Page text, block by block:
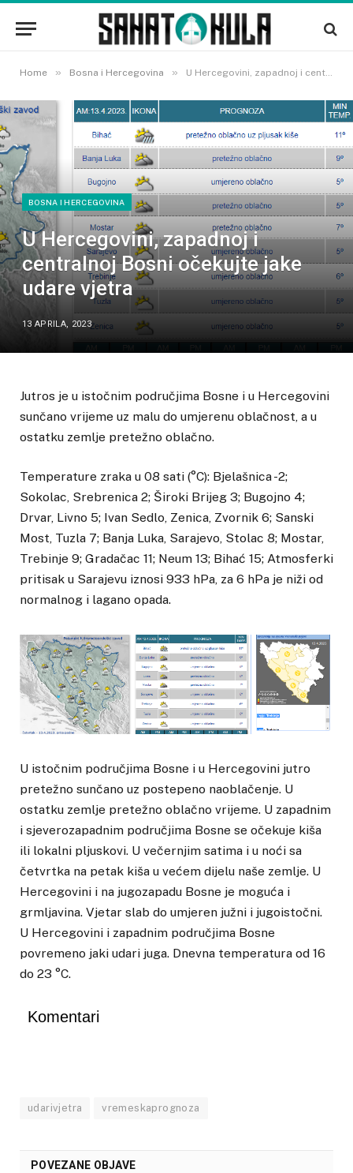
Home » Bosna i Hercegovina » U Hercegovini, zapadnoj i centralnoj Bosni očekujte jake udare vjetra
BOSNA I HERCEGOVINA
U Hercegovini, zapadnoj i
centralnoj Bosni očekujte jake
udare vjetra
13 APRILA, 2023
Jutros je u istočnim područjima Bosne i u Hercegovini
sunčano vrijeme uz malu do umjerenu oblačnost, a u
ostatku zemlje pretežno oblačno.
Temperature zraka u 08 sati (°C): Bjelašnica -2;
Sokolac, Srebrenica 2; Široki Brijeg 3; Bugojno 4;
Drvar, Livno 5; Ivan Sedlo, Zenica, Zvornik 6; Sanski
Most, Tuzla 7; Banja Luka, Sarajevo, Stolac 8; Mostar,
Trebinje 9; Gradačac 11; Neum 13; Bihać 15; Atmosferki
pritisak u Sarajevu iznosi 933 hPa, za 6 hPa je niži od
normalnog i lagano opada.
U istočnim područjima Bosne i u Hercegovini jutro
pretežno sunčano uz postepeno naoblačenje. U
ostatku zemlje pretežno oblačno vrijeme. U zapadnim
i sjeverozapadnim područjima Bosne se očekuje kiša
ili lokalni pljuskovi. U večernjim satima i u noći sa
četvrtka na petak kiša u većem dijelu naše zemlje. U
Hercegovini i na jugozapadu Bosne je moguća i
grmljavina. Vjetar slab do umjeren južni i jugoistočni.
U Hercegovini i zapadnim područjima Bosne
povremeno jaki udari juga. Dnevna temperatura od 16
do 23 °C.
Komentari
udarivjetra vremeskaprognoza
POVEZANE OBJAVE